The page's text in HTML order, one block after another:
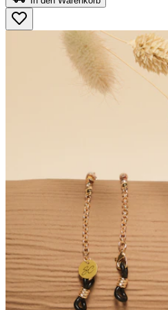
5
Sternen.
2
Bewertungen